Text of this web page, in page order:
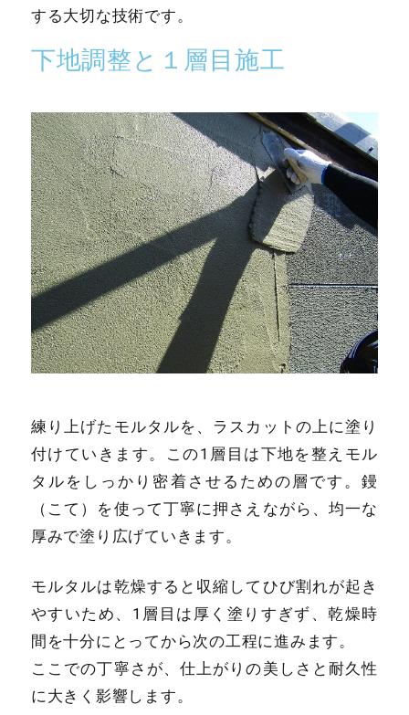
する大切な技術です。
下地調整と１層目施工
練り上げたモルタルを、ラスカットの上に塗り
付けていきます。この1層目は下地を整えモル
タルをしっかり密着させるための層です。鏝
（こて）を使って丁寧に押さえながら、均一な
厚みで塗り広げていきます。
モルタルは乾燥すると収縮してひび割れが起き
やすいため、1層目は厚く塗りすぎず、乾燥時
間を十分にとってから次の工程に進みます。
ここでの丁寧さが、仕上がりの美しさと耐久性
に大きく影響します。